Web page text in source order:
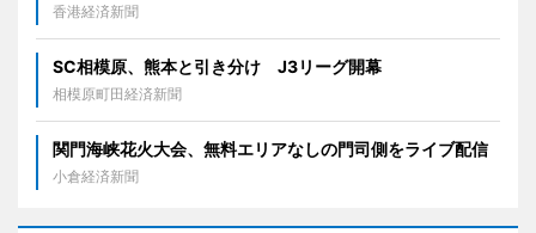
香港経済新聞
SC相模原、熊本と引き分け J3リーグ開幕
相模原町田経済新聞
関門海峡花火大会、無料エリアなしの門司側をライブ配信
小倉経済新聞